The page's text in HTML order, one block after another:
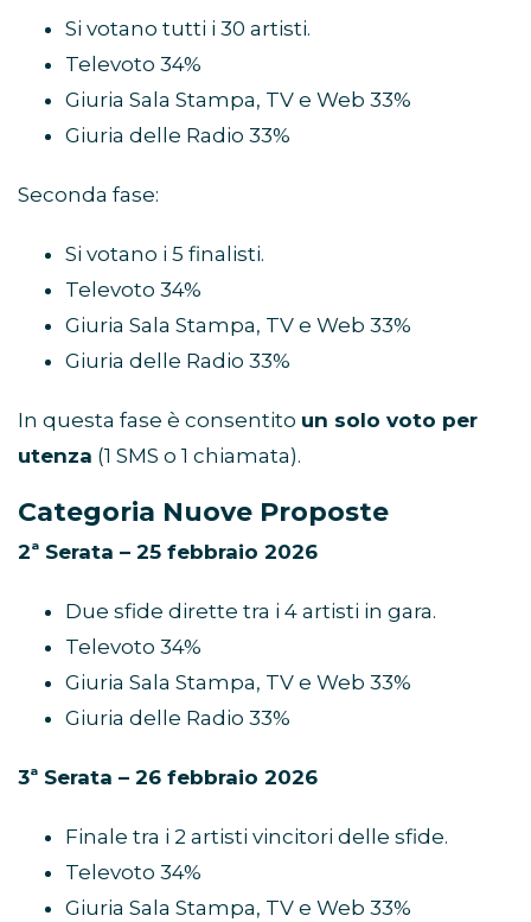
Si votano tutti i 30 artisti.
Televoto 34%
Giuria Sala Stampa, TV e Web 33%
Giuria delle Radio 33%
Seconda fase:
Si votano i 5 finalisti.
Televoto 34%
Giuria Sala Stampa, TV e Web 33%
Giuria delle Radio 33%
In questa fase è consentito un solo voto per
utenza (1 SMS o 1 chiamata).
Categoria Nuove Proposte
2ª Serata – 25 febbraio 2026
Due sfide dirette tra i 4 artisti in gara.
Televoto 34%
Giuria Sala Stampa, TV e Web 33%
Giuria delle Radio 33%
3ª Serata – 26 febbraio 2026
Finale tra i 2 artisti vincitori delle sfide.
Televoto 34%
Giuria Sala Stampa, TV e Web 33%